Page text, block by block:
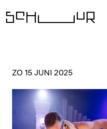
ZO 15 JUNI 2025